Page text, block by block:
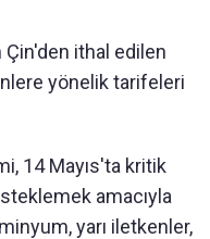
ithal edilen
yönelik tarifeleri
14 Mayıs'ta kritik
amacıyla
yarı iletkenler,